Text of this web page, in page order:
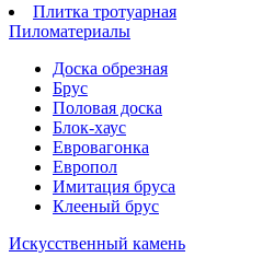
Плитка тротуарная
Пиломатериалы
Доска обрезная
Брус
Половая доска
Блок-хаус
Евровагонка
Европол
Имитация бруса
Клееный брус
Искусственный камень